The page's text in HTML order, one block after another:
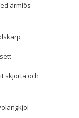
ärmlös
skjorta och